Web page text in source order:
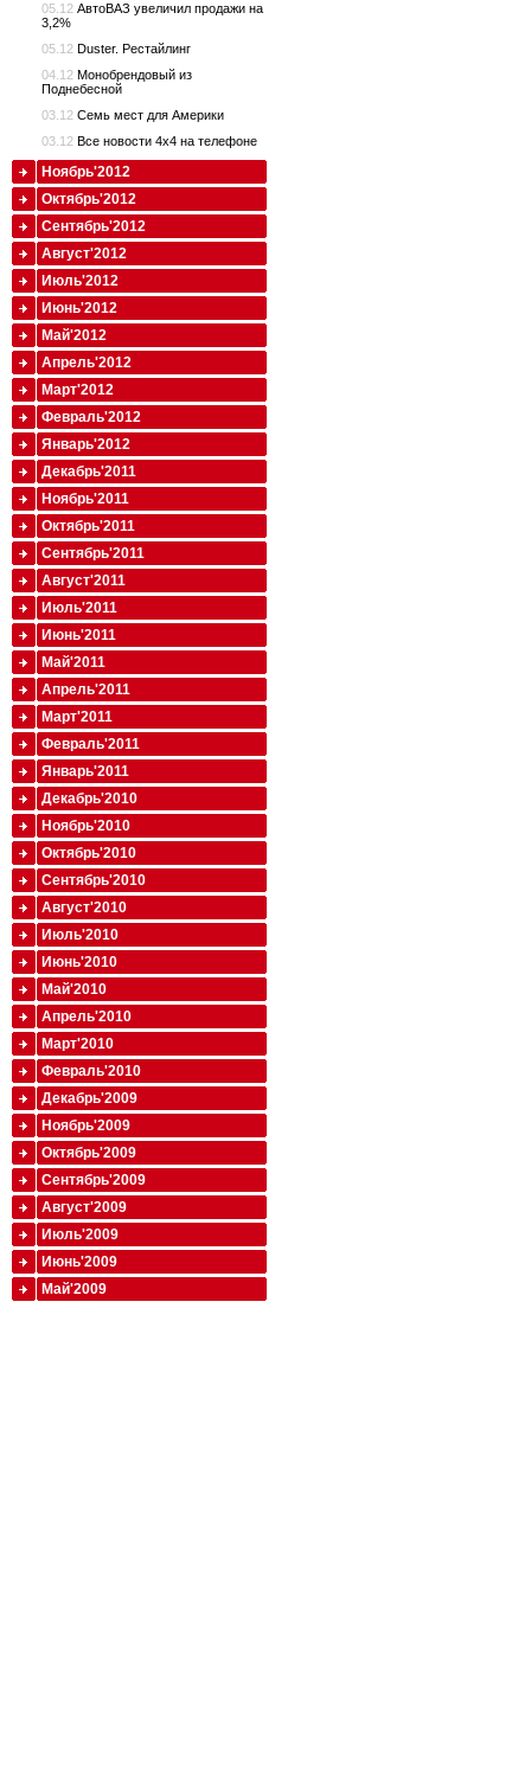
05.12 АвтоВАЗ увеличил продажи на
3,2%
05.12 Duster. Рестайлинг
04.12 Монобрендовый из
Поднебесной
03.12 Семь мест для Америки
03.12 Все новости 4х4 на телефоне
Ноябрь'2012
Октябрь'2012
Сентябрь'2012
Август'2012
Июль'2012
Июнь'2012
Май'2012
Апрель'2012
Март'2012
Февраль'2012
Январь'2012
Декабрь'2011
Ноябрь'2011
Октябрь'2011
Сентябрь'2011
Август'2011
Июль'2011
Июнь'2011
Май'2011
Апрель'2011
Март'2011
Февраль'2011
Январь'2011
Декабрь'2010
Ноябрь'2010
Октябрь'2010
Сентябрь'2010
Август'2010
Июль'2010
Июнь'2010
Май'2010
Апрель'2010
Март'2010
Февраль'2010
Декабрь'2009
Ноябрь'2009
Октябрь'2009
Сентябрь'2009
Август'2009
Июль'2009
Июнь'2009
Май'2009